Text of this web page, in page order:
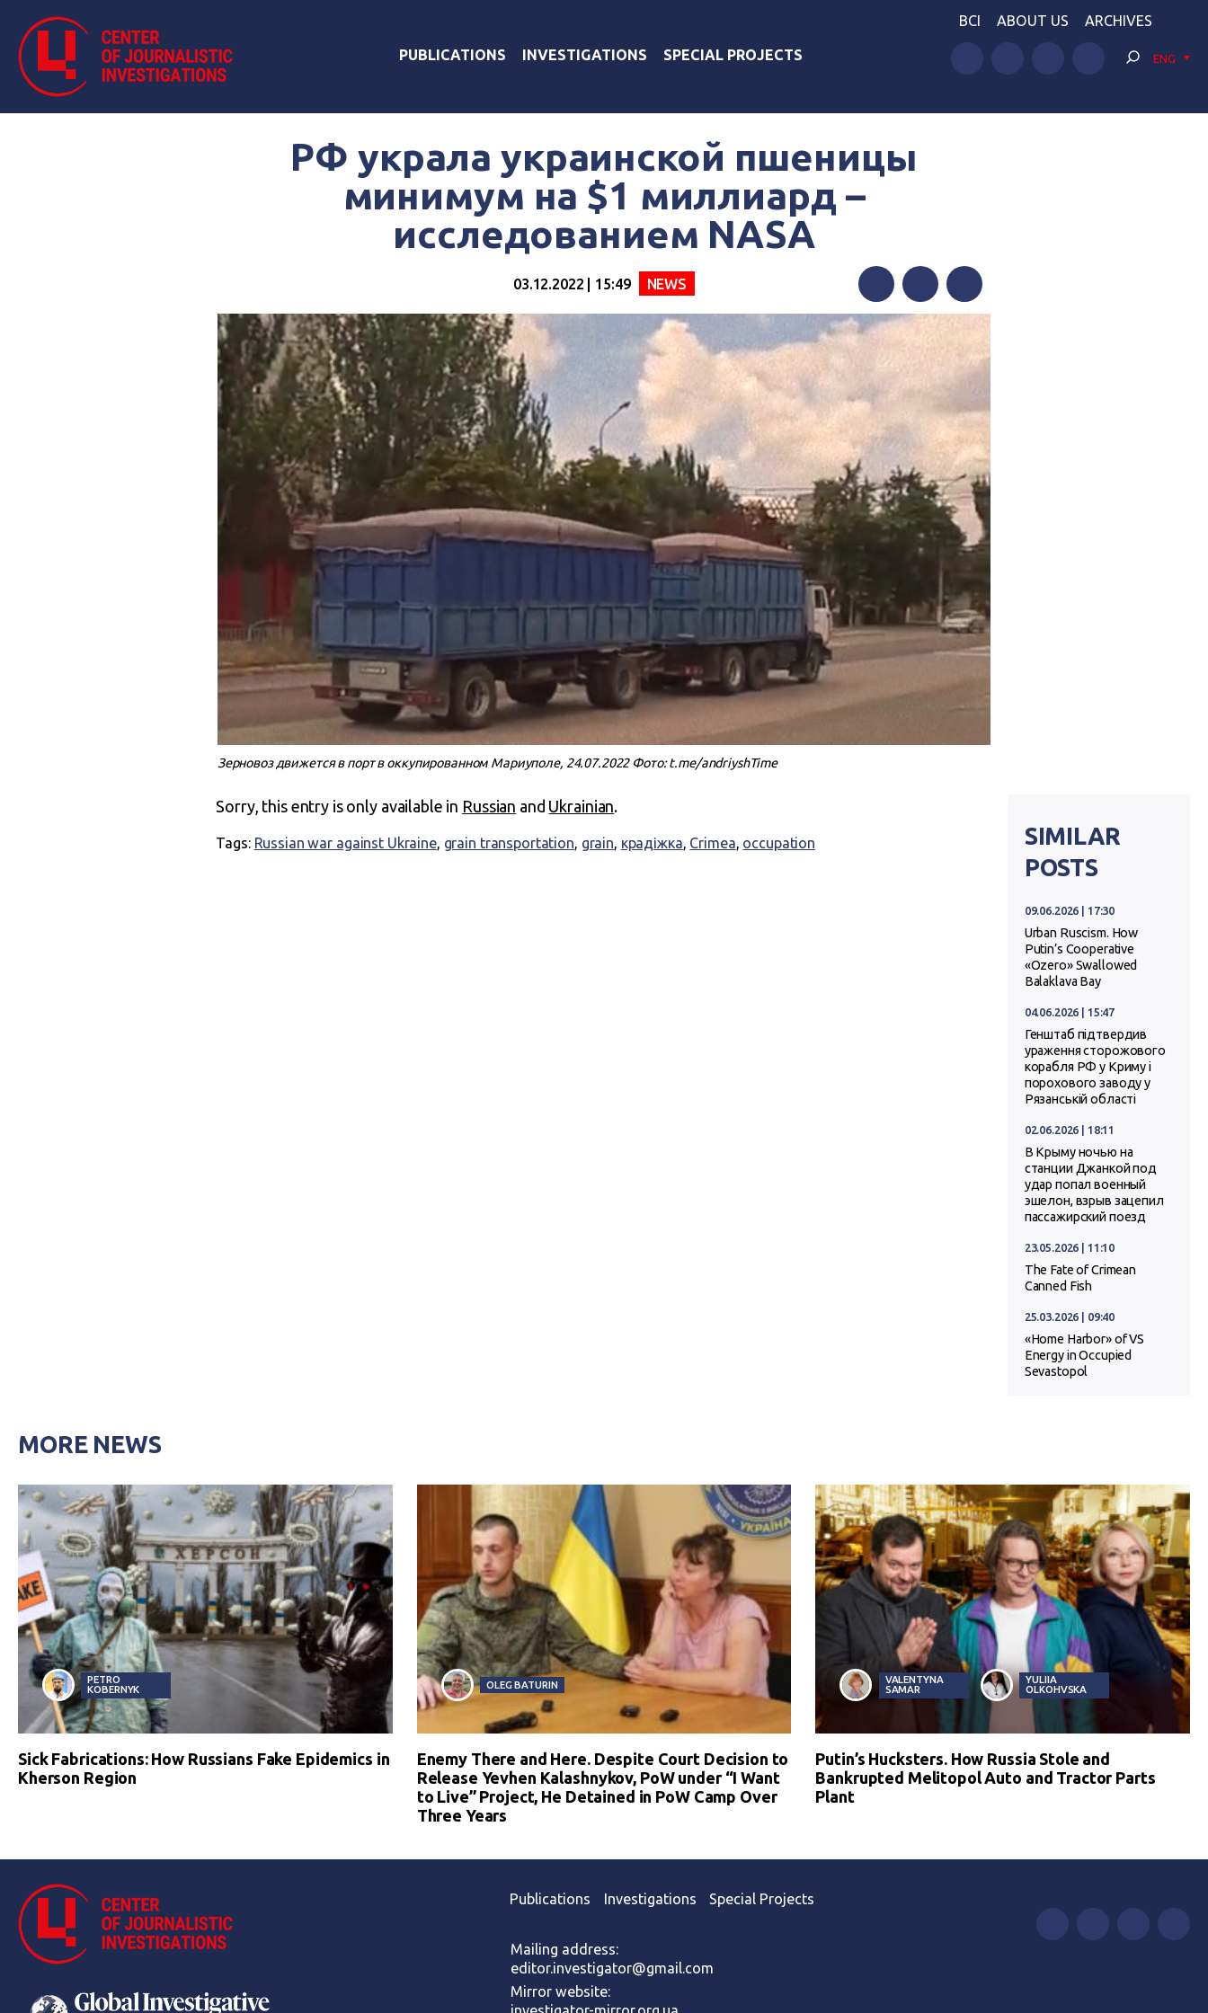
PUBLICATIONS INVESTIGATIONS SPECIAL PROJECTS
BCI ABOUT US ARCHIVES
ENG
РФ украла украинской пшеницы
минимум на $1 миллиард –
исследованием NASA
03.12.2022 | 15:49 NEWS
FacebookTwitter
Зерновоз движется в порт в оккупированном Мариуполе, 24.07.2022 Фото: t.me/andriyshTime
Sorry, this entry is only available in Russian and Ukrainian.
Tags: Russian war against Ukraine, grain transportation, grain, крадіжка, Crimea, occupation
SIMILAR
POSTS
09.06.2026 | 17:30
Urban Ruscism. How
Putin’s Cooperative
«Ozero» Swallowed
Balaklava Bay
04.06.2026 | 15:47
Генштаб підтвердив
ураження сторожового
корабля РФ у Криму і
порохового заводу у
Рязанській області
02.06.2026 | 18:11
В Крыму ночью на
станции Джанкой под
удар попал военный
эшелон, взрыв зацепил
пассажирский поезд
23.05.2026 | 11:10
The Fate of Crimean
Canned Fish
25.03.2026 | 09:40
«Home Harbor» of VS
Energy in Occupied
Sevastopol
MORE NEWS
PETRO
KOBERNYK
Sick Fabrications: How Russians Fake Epidemics in
Kherson Region
OLEG BATURIN
Enemy There and Here. Despite Court Decision to
Release Yevhen Kalashnykov, PoW under “I Want
to Live” Project, He Detained in PoW Camp Over
Three Years
VALENTYNA
SAMAR
YULIIA
OLKOHVSKA
Putin’s Hucksters. How Russia Stole and
Bankrupted Melitopol Auto and Tractor Parts
Plant
Publications Investigations Special Projects
Mailing address:
editor.investigator@gmail.com
Mirror website: